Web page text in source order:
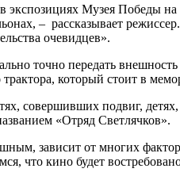
экспозициях Музея Победы
– рассказывает
очевидцев».
точно передать
который стоит в
совершивших подвиг,
«Отряд Светлячков».
зависит от многих
что кино будет